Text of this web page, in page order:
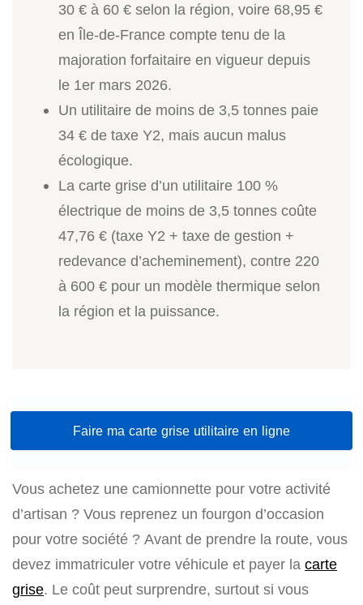
30 € à 60 € selon la région, voire 68,95 €
en Île-de-France compte tenu de la
majoration forfaitaire en vigueur depuis
le 1er mars 2026.
Un utilitaire de moins de 3,5 tonnes paie
34 € de taxe Y2, mais aucun malus
écologique.
La carte grise d’un utilitaire 100 %
électrique de moins de 3,5 tonnes coûte
47,76 € (taxe Y2 + taxe de gestion +
redevance d’acheminement), contre 220
à 600 € pour un modèle thermique selon
la région et la puissance.
Faire ma carte grise utilitaire en ligne
Vous achetez une camionnette pour votre activité
d’artisan ? Vous reprenez un fourgon d’occasion
pour votre société ? Avant de prendre la route, vous
devez immatriculer votre véhicule et payer la carte
grise. Le coût peut surprendre, surtout si vous